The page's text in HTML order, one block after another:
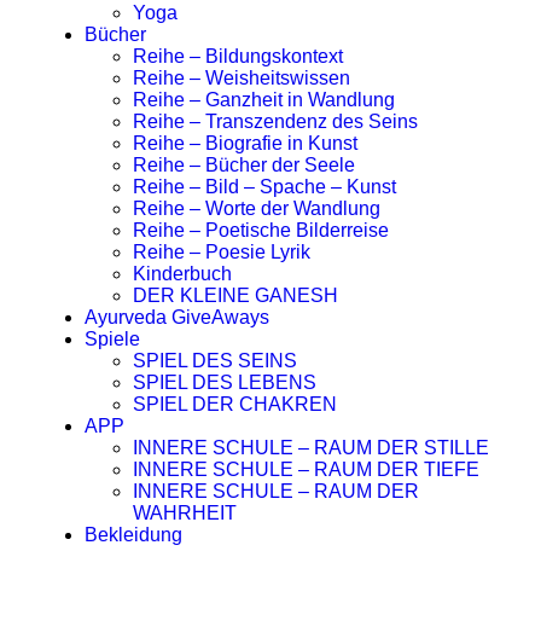
Yoga
Bücher
Reihe – Bildungskontext
Reihe – Weisheitswissen
Reihe – Ganzheit in Wandlung
Reihe – Transzendenz des Seins
Reihe – Biografie in Kunst
Reihe – Bücher der Seele
Reihe – Bild – Spache – Kunst
Reihe – Worte der Wandlung
Reihe – Poetische Bilderreise
Reihe – Poesie Lyrik
Kinderbuch
DER KLEINE GANESH
Ayurveda GiveAways
Spiele
SPIEL DES SEINS
SPIEL DES LEBENS
SPIEL DER CHAKREN
APP
INNERE SCHULE – RAUM DER STILLE
INNERE SCHULE – RAUM DER TIEFE
INNERE SCHULE – RAUM DER
WAHRHEIT
Bekleidung